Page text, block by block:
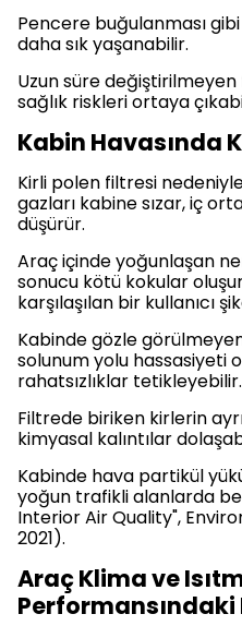
Pencere buğulanması
daha sık yaşanabilir.
Uzun süre
sağlık riskleri ortaya
Kabin Havasında
Kirli polen filtresi
gazları kabine sızar, iç
düşürür.
Araç içinde yoğunlaşan
sonucu kötü kokular
karşılaşılan bir kullanıcı
Kabinde gözle
solunum yolu hassasiyeti
rahatsızlıklar tetikleyebilir.
Filtrede biriken kirlerin
kimyasal kalıntılar
Kabinde hava partikül
yoğun trafikli alanlarda
Interior Air Quality",
2021).
Araç Klima ve
Performansındaki